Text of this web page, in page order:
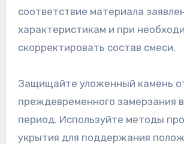
соответствие материала
характеристикам и при
скорректировать состав смеси.
Защищайте уложенный камень
преждевременного замерзания
период. Используйте методы
укрытия для поддержания